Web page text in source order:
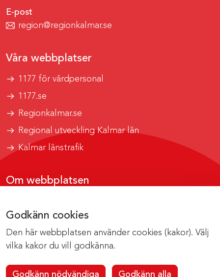
Godkänn cookies
Den här webbplatsen använder cookies (kakor). Välj
vilka kakor du vill godkänna.
Godkänn nödvändiga Godkänn alla
E-post
region@regionkalmar.se
Våra webbplatser
1177 för vårdpersonal
1177.se
Regionkalmar.se
Regional utveckling Kalmar län
Kalmar länstrafik
Om webbplatsen
Om cookies
Kontakta webbredaktionen